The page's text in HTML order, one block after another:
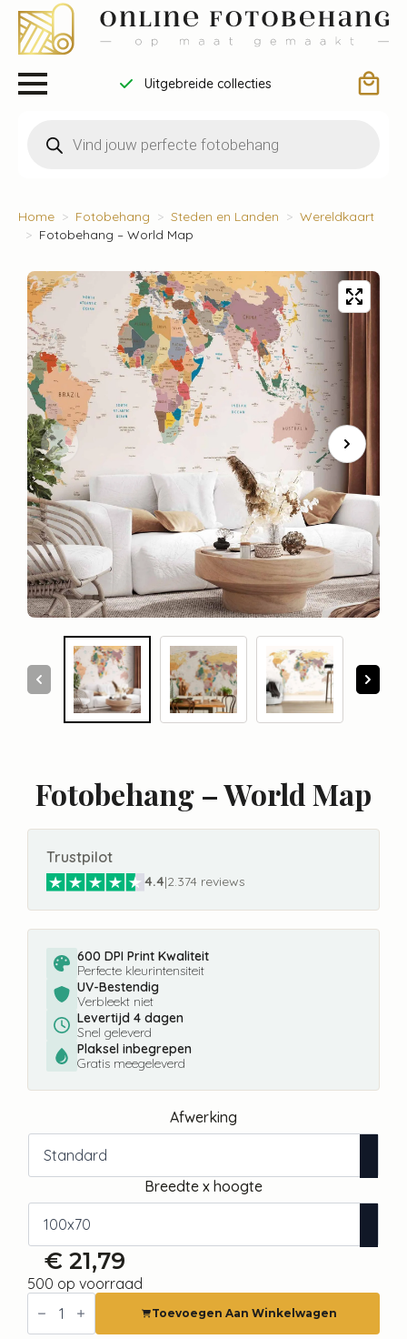
Uitgebreide collecties
zoeken
Home Fotobehang Steden en Landen
Wereldkaart
Fotobehang – World Map
Fotobehang – World Map
Trustpilot
4.4|2.374 reviews
600 DPI Print Kwaliteit
Perfecte kleurintensiteit
UV-Bestendig
Verbleekt niet
Levertijd 4 dagen
Snel geleverd
Plaksel inbegrepen
Gratis meegeleverd
Afwerking
Breedte x hoogte
€ 21,79
500 op voorraad
Fotobehang
World
Toevoegen Aan Winkelwagen